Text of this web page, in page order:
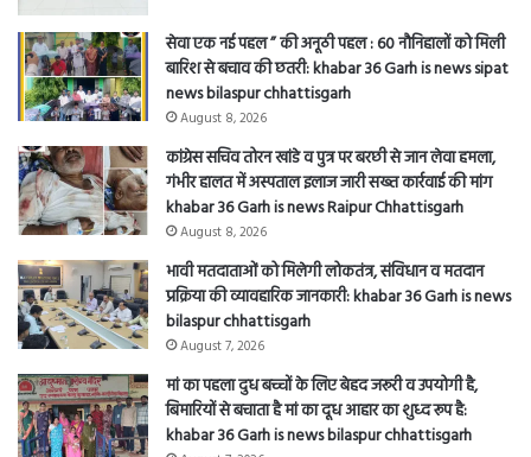
मां का पहला दुध बच्चों के लिए बेहद जरूरी व उपयोगी है,
बिमारियों से बचाता है मां का दूध आहार का शुध्द रूप है:
khabar 36 Garh is news bilaspur chhattisgarh
August 7, 2026
सीपत क्षेत्र में कबाड़ी अवैध रूप से चला रहे है, आसपास चोरियां
बढ़ रही है:khabar 36 Garh is News bilaspur
chhattisgarh
August 7, 2026
Bilaspur News